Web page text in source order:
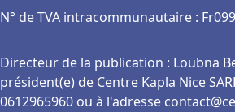
N° de TVA intracommunautaire :
Directeur de la publication : Loubna
président(e) de Centre Kapla Nice
0612965960 ou à l'adresse